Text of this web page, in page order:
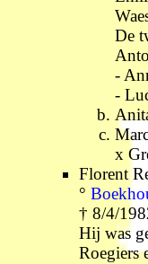
De
-
-
x
Florent
°
† 8/4/
Hij was
Roegiers